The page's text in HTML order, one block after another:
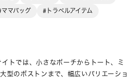
ママバッグ
#トラベルアイテム
トでは、小さなポーチからトート、ミ
型のボストンまで、幅広いバリエーショ